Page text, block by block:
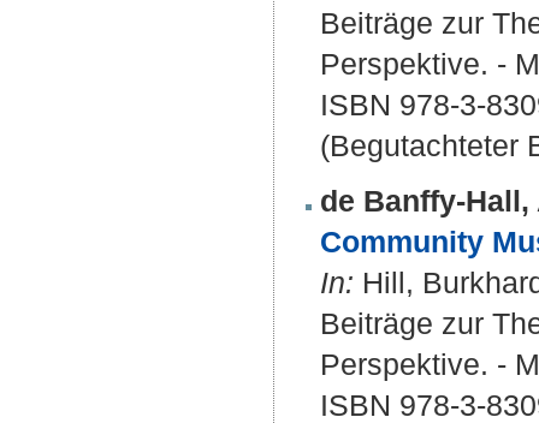
Beiträge zur
Perspektive. -
ISBN 978-3-
(Begutachteter
de Banffy-
Community
In: Hill,
Beiträge zur
Perspektive. -
ISBN 978-3-